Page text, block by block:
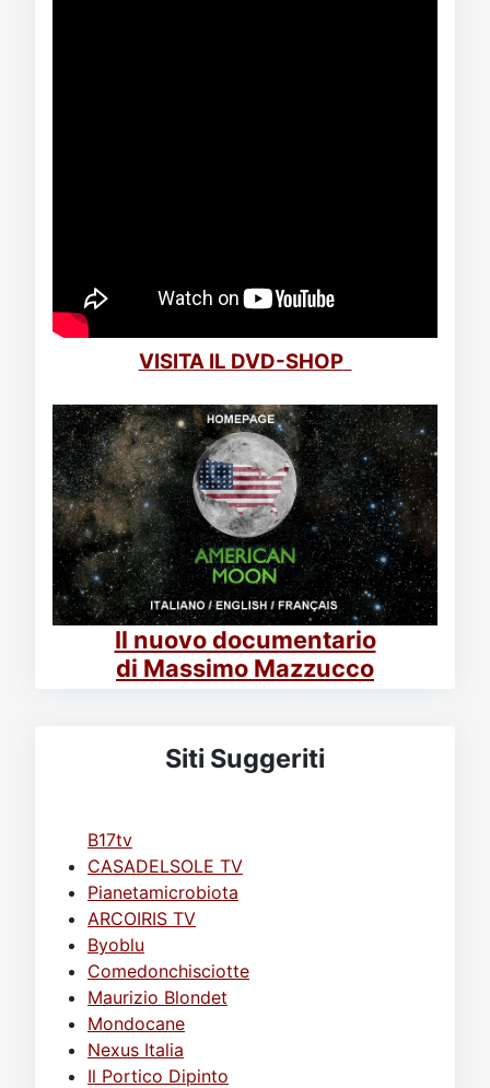
VISITA IL DVD-SHOP
Il nuovo documentario
di Massimo Mazzucco
Siti Suggeriti
B17tv
CASADELSOLE TV
Pianetamicrobiota
ARCOIRIS TV
Byoblu
Comedonchisciotte
Maurizio Blondet
Mondocane
Nexus Italia
Il Portico Dipinto